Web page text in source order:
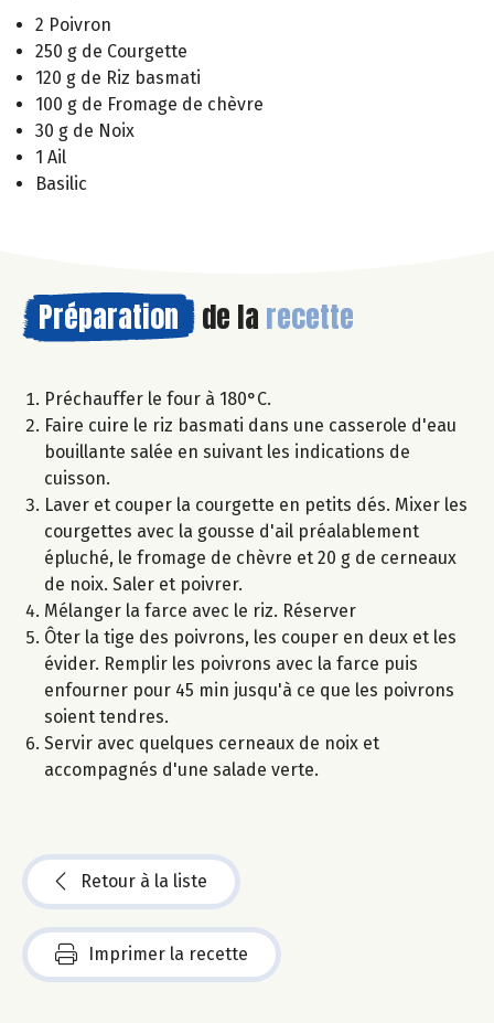
2 Poivron
250 g de Courgette
120 g de Riz basmati
100 g de Fromage de chèvre
30 g de Noix
1 Ail
Basilic
Préparation de la recette
Préchauffer le four à 180°C.
Faire cuire le riz basmati dans une casserole d'eau
bouillante salée en suivant les indications de
cuisson.
Laver et couper la courgette en petits dés. Mixer les
courgettes avec la gousse d'ail préalablement
épluché, le fromage de chèvre et 20 g de cerneaux
de noix. Saler et poivrer.
Mélanger la farce avec le riz. Réserver
Ôter la tige des poivrons, les couper en deux et les
évider. Remplir les poivrons avec la farce puis
enfourner pour 45 min jusqu'à ce que les poivrons
soient tendres.
Servir avec quelques cerneaux de noix et
accompagnés d'une salade verte.
Retour à la liste
Imprimer la recette